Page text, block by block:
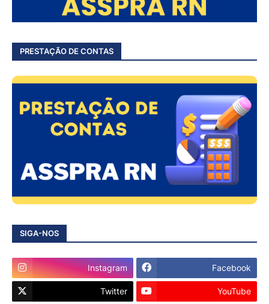
PRESTAÇÃO DE CONTAS
SIGA-NOS
Instagram Facebook
Twitter YouTube